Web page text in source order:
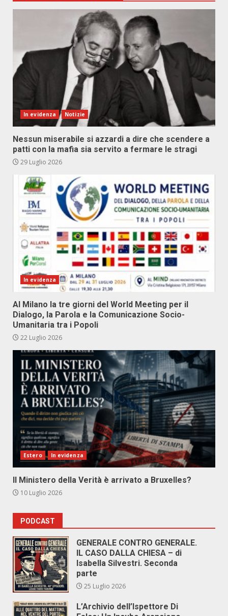
In evidenza Notizie
Nessun miserabile si azzardi a dire che scendere a
patti con la mafia sia servito a fermare le stragi
29 Luglio 2026
In evidenza
Al Milano la tre giorni del World Meeting per il
Dialogo, la Parola e la Comunicazione Socio-
Umanitaria tra i Popoli
22 Luglio 2026
Estero In evidenza
Il Ministero della Verità è arrivato a Bruxelles?
10 Luglio 2026
PODCAST
GENERALE CONTRO GENERALE.
IL CASO DALLA CHIESA – di
Isabella Silvestri. Seconda
parte
25 Luglio 2026
L’Archivio dell’Ispettore Di